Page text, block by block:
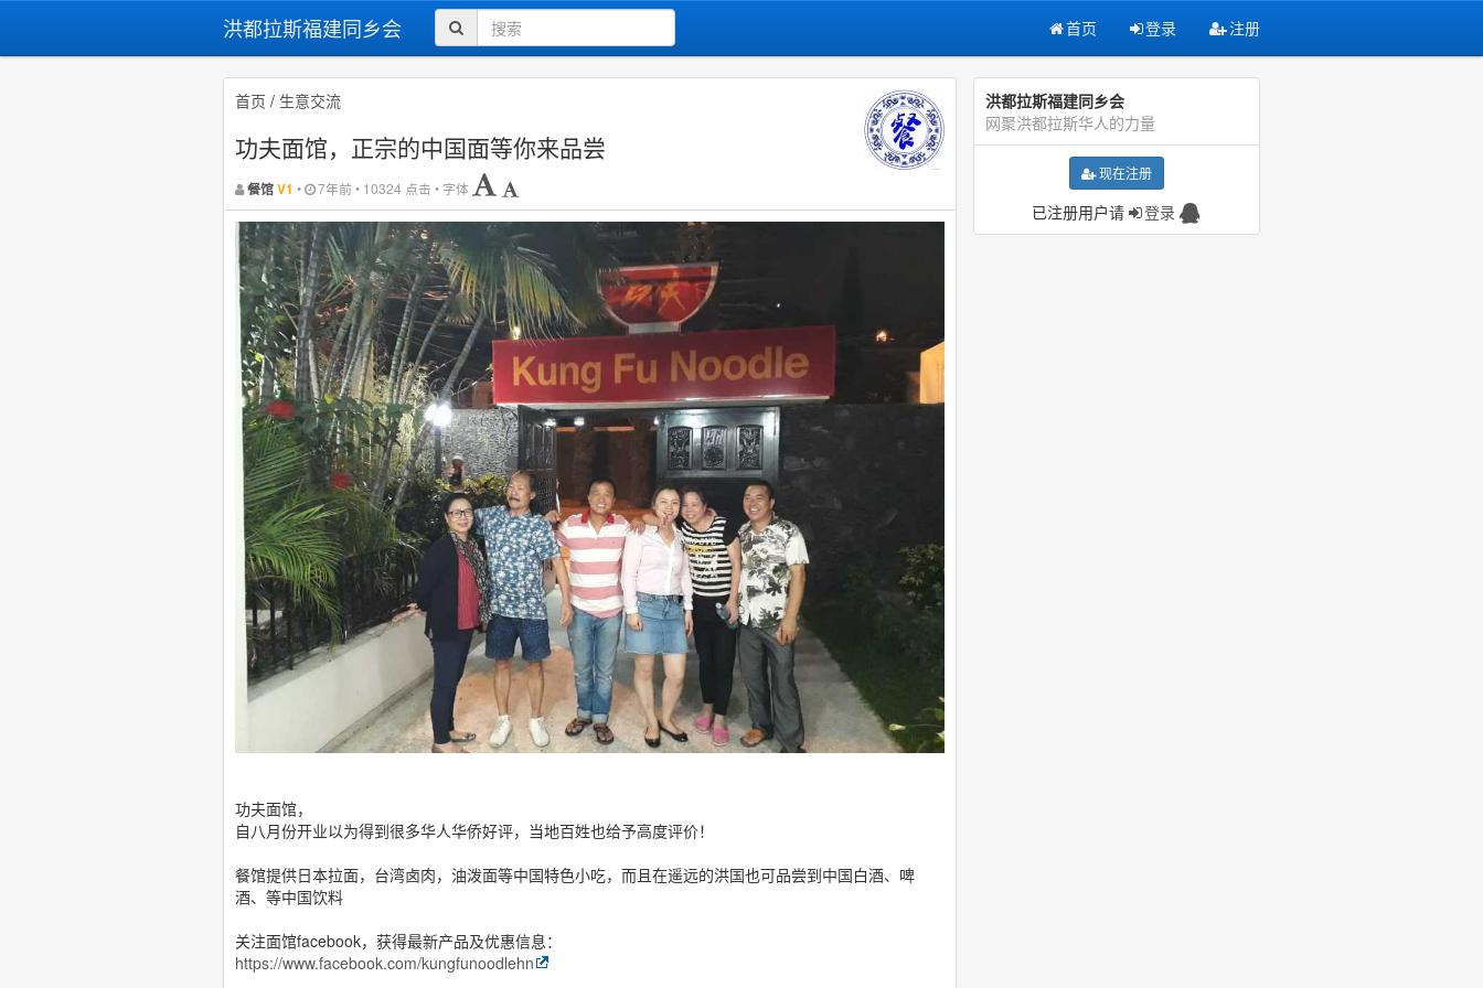
洪都拉斯福建同乡会 首页 登录 注册
首页 / 生意交流
功夫面馆，正宗的中国面等你来品尝
餐馆V1 • 7年前 • 10324 点击 • 字体
功夫面馆，
自八月份开业以为得到很多华人华侨好评，当地百姓也给予高度评价！
餐馆提供日本拉面，台湾卤肉，油泼面等中国特色小吃，而且在遥远的洪国也可品尝到中国白酒、啤
酒、等中国饮料
关注面馆facebook，获得最新产品及优惠信息：
https://www.facebook.com/kungfunoodlehn
洪都拉斯福建同乡会
网聚洪都拉斯华人的力量
现在注册
已注册用户请 登录